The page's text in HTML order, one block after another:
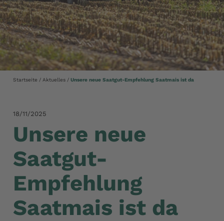
Startseite Aktuelles Unsere neue Saatgut-Empfehlung Saatmais ist da
18/11/2025
Unsere neue
Saatgut-
Empfehlung
Saatmais ist da